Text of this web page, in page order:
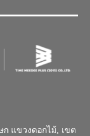
แขวงดอกไม้, เขต